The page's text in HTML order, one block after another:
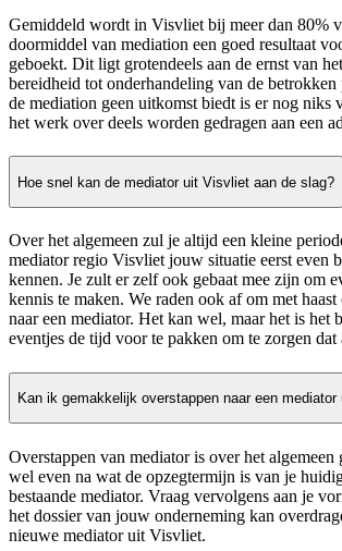
Gemiddeld wordt in Visvliet bij meer dan 80%
doormiddel van mediation een goed resultaat
geboekt. Dit ligt grotendeels aan de ernst van
bereidheid tot onderhandeling van de betrokken
de mediation geen uitkomst biedt is er nog niks
het werk over deels worden gedragen aan een
Hoe snel kan de mediator uit Visvliet aan de slag?
Over het algemeen zul je altijd een kleine
mediator regio Visvliet jouw situatie eerst even
kennen. Je zult er zelf ook gebaat mee zijn om
kennis te maken. We raden ook af om met haast
naar een mediator. Het kan wel, maar het is het
eventjes de tijd voor te pakken om te zorgen dat
Kan ik gemakkelijk overstappen naar een
Overstappen van mediator is over het algemeen
wel even na wat de opzegtermijn is van je
bestaande mediator. Vraag vervolgens aan je
het dossier van jouw onderneming kan
nieuwe mediator uit Visvliet.